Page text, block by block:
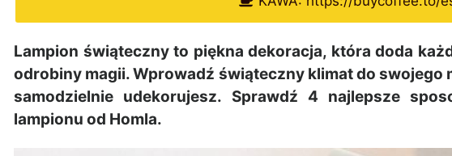
Lampion świąteczny to piękna dekoracja, która doda
odrobiny magii. Wprowadź świąteczny klimat do swojego
samodzielnie udekorujesz. Sprawdź 4 najlepsze
lampionu od Homla.